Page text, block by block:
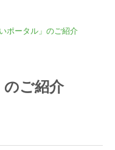
のご紹介